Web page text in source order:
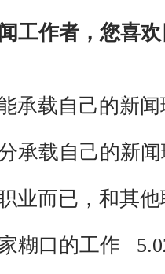
作者，您喜欢
载自己的新闻
载自己的新闻
而已，和其他
口的工作